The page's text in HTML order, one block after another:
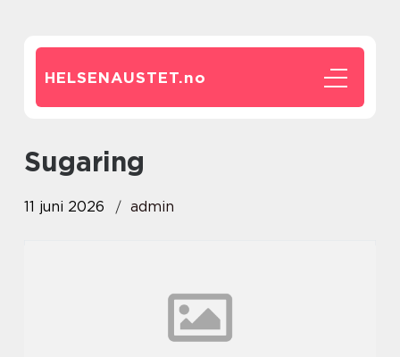
HELSENAUSTET.no
sugaring
11 juni 2026 admin